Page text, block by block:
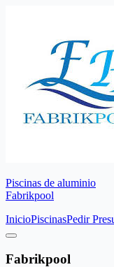
Piscinas de aluminio
Fabrikpool
InicioPiscinasPedir
Fabrikpool